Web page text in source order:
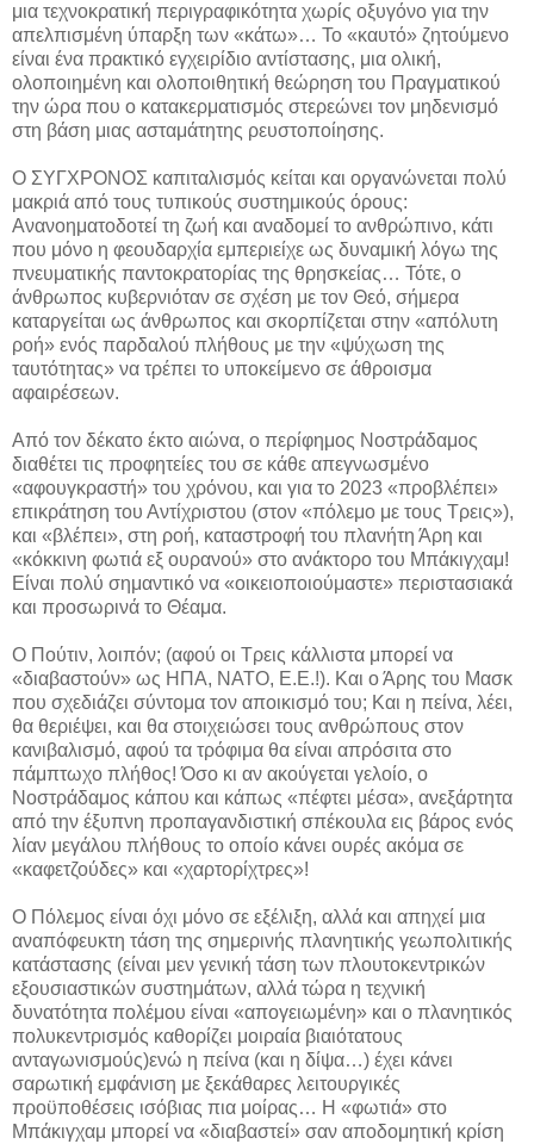
μια τεχνοκρατική περιγραφικότητα χωρίς οξυγόνο για την
απελπισμένη ύπαρξη των «κάτω»… Το «καυτό» ζητούμενο
είναι ένα πρακτικό εγχειρίδιο αντίστασης, μια ολική,
ολοποιημένη και ολοποιθητική θεώρηση του Πραγματικού
την ώρα που ο κατακερματισμός στερεώνει τον μηδενισμό
στη βάση μιας ασταμάτητης ρευστοποίησης.
O ΣΥΓΧΡΟΝΟΣ καπιταλισμός κείται και οργανώνεται πολύ
μακριά από τους τυπικούς συστημικούς όρους:
Ανανοηματοδοτεί τη ζωή και αναδομεί το ανθρώπινο, κάτι
που μόνο η φεουδαρχία εμπεριείχε ως δυναμική λόγω της
πνευματικής παντοκρατορίας της θρησκείας… Τότε, ο
άνθρωπος κυβερνιόταν σε σχέση με τον Θεό, σήμερα
καταργείται ως άνθρωπος και σκορπίζεται στην «απόλυτη
ροή» ενός παρδαλού πλήθους με την «ψύχωση της
ταυτότητας» να τρέπει το υποκείμενο σε άθροισμα
αφαιρέσεων.
Aπό τον δέκατο έκτο αιώνα, ο περίφημος Νοστράδαμος
διαθέτει τις προφητείες του σε κάθε απεγνωσμένο
«αφουγκραστή» του χρόνου, και για το 2023 «προβλέπει»
επικράτηση του Αντίχριστου (στον «πόλεμο με τους Τρεις»),
και «βλέπει», στη ροή, καταστροφή του πλανήτη Άρη και
«κόκκινη φωτιά εξ ουρανού» στο ανάκτορο του Μπάκιγχαμ!
Είναι πολύ σημαντικό να «οικειοποιούμαστε» περιστασιακά
και προσωρινά το Θέαμα.
O Πούτιν, λοιπόν; (αφού οι Τρεις κάλλιστα μπορεί να
«διαβαστούν» ως ΗΠΑ, ΝΑΤΟ, Ε.Ε.!). Και ο Άρης του Μασκ
που σχεδιάζει σύντομα τον αποικισμό του; Και η πείνα, λέει,
θα θεριέψει, και θα στοιχειώσει τους ανθρώπους στον
κανιβαλισμό, αφού τα τρόφιμα θα είναι απρόσιτα στο
πάμπτωχο πλήθος! Όσο κι αν ακούγεται γελοίο, ο
Νοστράδαμος κάπου και κάπως «πέφτει μέσα», ανεξάρτητα
από την έξυπνη προπαγανδιστική σπέκουλα εις βάρος ενός
λίαν μεγάλου πλήθους το οποίο κάνει ουρές ακόμα σε
«καφετζούδες» και «χαρτορίχτρες»!
O Πόλεμος είναι όχι μόνο σε εξέλιξη, αλλά και απηχεί μια
αναπόφευκτη τάση της σημερινής πλανητικής γεωπολιτικής
κατάστασης (είναι μεν γενική τάση των πλουτοκεντρικών
εξουσιαστικών συστημάτων, αλλά τώρα η τεχνική
δυνατότητα πολέμου είναι «απογειωμένη» και ο πλανητικός
πολυκεντρισμός καθορίζει μοιραία βιαιότατους
ανταγωνισμούς)ενώ η πείνα (και η δίψα…) έχει κάνει
σαρωτική εμφάνιση με ξεκάθαρες λειτουργικές
προϋποθέσεις ισόβιας πια μοίρας… Η «φωτιά» στο
Μπάκιγχαμ μπορεί να «διαβαστεί» σαν αποδομητική κρίση